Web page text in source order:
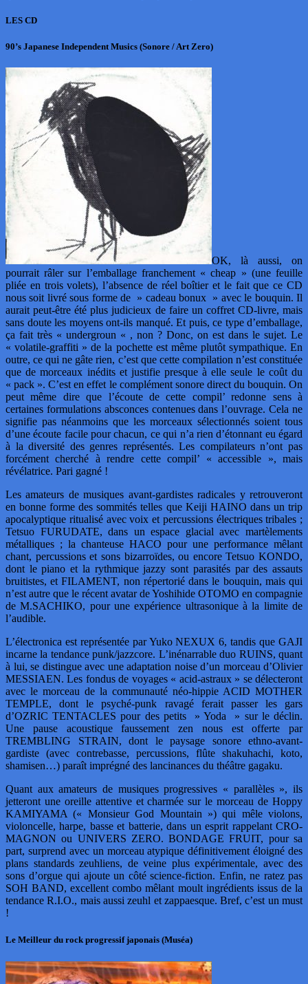
LES CD
90’s Japanese Independent Musics (Sonore / Art Zero)
OK, là aussi, on
pourrait râler sur l’emballage franchement « cheap » (une feuille
pliée en trois volets), l’absence de réel boîtier et le fait que ce CD
nous soit livré sous forme de » cadeau bonux » avec le bouquin. Il
aurait peut-être été plus judicieux de faire un coffret CD-livre, mais
sans doute les moyens ont-ils manqué. Et puis, ce type d’emballage,
ça fait très « undergroun « , non ? Donc, on est dans le sujet. Le
« volatile-graffiti » de la pochette est même plutôt sympathique. En
outre, ce qui ne gâte rien, c’est que cette compilation n’est constituée
que de morceaux inédits et justifie presque à elle seule le coût du
« pack ». C’est en effet le complément sonore direct du bouquin. On
peut même dire que l’écoute de cette compil’ redonne sens à
certaines formulations absconces contenues dans l’ouvrage. Cela ne
signifie pas néanmoins que les morceaux sélectionnés soient tous
d’une écoute facile pour chacun, ce qui n’a rien d’étonnant eu égard
à la diversité des genres représentés. Les compilateurs n’ont pas
forcément cherché à rendre cette compil’ « accessible », mais
révélatrice. Pari gagné !
Les amateurs de musiques avant-gardistes radicales y retrouveront
en bonne forme des sommités telles que Keiji HAINO dans un trip
apocalyptique ritualisé avec voix et percussions électriques tribales ;
Tetsuo FURUDATE, dans un espace glacial avec martèlements
métalliques ; la chanteuse HACO pour une performance mêlant
chant, percussions et sons bizarroïdes, ou encore Tetsuo KONDO,
dont le piano et la rythmique jazzy sont parasités par des assauts
bruitistes, et FILAMENT, non répertorié dans le bouquin, mais qui
n’est autre que le récent avatar de Yoshihide OTOMO en compagnie
de M.SACHIKO, pour une expérience ultrasonique à la limite de
l’audible.
L’électronica est représentée par Yuko NEXUX 6, tandis que GAJI
incarne la tendance punk/jazzcore. L’inénarrable duo RUINS, quant
à lui, se distingue avec une adaptation noise d’un morceau d’Olivier
MESSIAEN. Les fondus de voyages « acid-astraux » se délecteront
avec le morceau de la communauté néo-hippie ACID MOTHER
TEMPLE, dont le psyché-punk ravagé ferait passer les gars
d’OZRIC TENTACLES pour des petits » Yoda » sur le déclin.
Une pause acoustique faussement zen nous est offerte par
TREMBLING STRAIN, dont le paysage sonore ethno-avant-
gardiste (avec contrebasse, percussions, flûte shakuhachi, koto,
shamisen…) paraît imprégné des lancinances du théâtre gagaku.
Quant aux amateurs de musiques progressives « parallèles », ils
jetteront une oreille attentive et charmée sur le morceau de Hoppy
KAMIYAMA (« Monsieur God Mountain ») qui mêle violons,
violoncelle, harpe, basse et batterie, dans un esprit rappelant CRO-
MAGNON ou UNIVERS ZERO. BONDAGE FRUIT, pour sa
part, surprend avec un morceau atypique définitivement éloigné des
plans standards zeuhliens, de veine plus expérimentale, avec des
sons d’orgue qui ajoute un côté science-fiction. Enfin, ne ratez pas
SOH BAND, excellent combo mêlant moult ingrédients issus de la
tendance R.I.O., mais aussi zeuhl et zappaesque. Bref, c’est un must
!
Le Meilleur du rock progressif japonais (Muséa)